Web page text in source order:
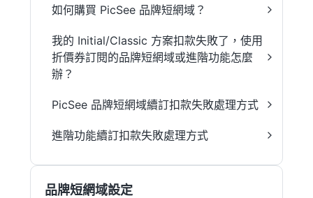
如何購買 PicSee 品牌短網域？
我的 Initial/Classic 方案扣款失敗了，使用
折價券訂閱的品牌短網域或進階功能怎麼
辦？
PicSee 品牌短網域續訂扣款失敗處理方式
進階功能續訂扣款失敗處理方式
品牌短網域設定